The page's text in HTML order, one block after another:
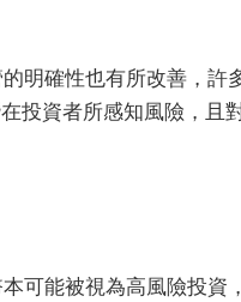
明確性也有所改善，
投資者所感知風險，且
可能被視為高風險投資